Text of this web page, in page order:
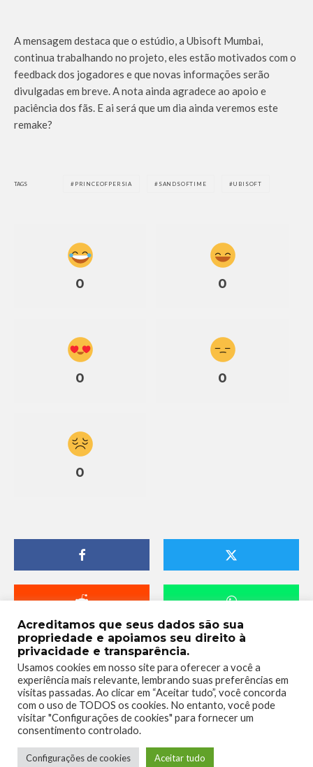
A mensagem destaca que o estúdio, a Ubisoft Mumbai,
continua trabalhando no projeto, eles estão motivados com o
feedback dos jogadores e que novas informações serão
divulgadas em breve. A nota ainda agradece ao apoio e
paciência dos fãs. E ai será que um dia ainda veremos este
remake?
TAGS PRINCEOFPERSIA SANDSOFTIME UBISOFT
0 0
0 0
0
Telmo Camargo
Acreditamos que seus dados são sua
propriedade e apoiamos seu direito à
privacidade e transparência.
Usamos cookies em nosso site para oferecer a você a
experiência mais relevante, lembrando suas preferências em
visitas passadas. Ao clicar em “Aceitar tudo”, você concorda
com o uso de TODOS os cookies. No entanto, você pode
visitar "Configurações de cookies" para fornecer um
consentimento controlado.
Configurações de cookies Aceitar tudo